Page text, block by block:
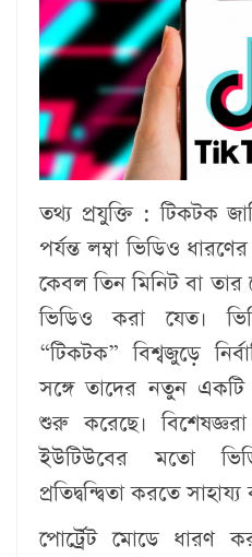
তথ্য প্রযুক্তি :টিকটক
পর্যন্ত লম্বা ভিডিও
কেবল তিন মিনিট বা তার
ভিডিও করা যেত।
“টিকটক” বিশ্বজুড়ে
সঙ্গে তাদের নতুন একটি
শুরু করেছে।
ইউটিউবের মতো
প্রতিদ্বন্দ্বিতা করতে
পোর্ট্রেট মোডে ধারণ